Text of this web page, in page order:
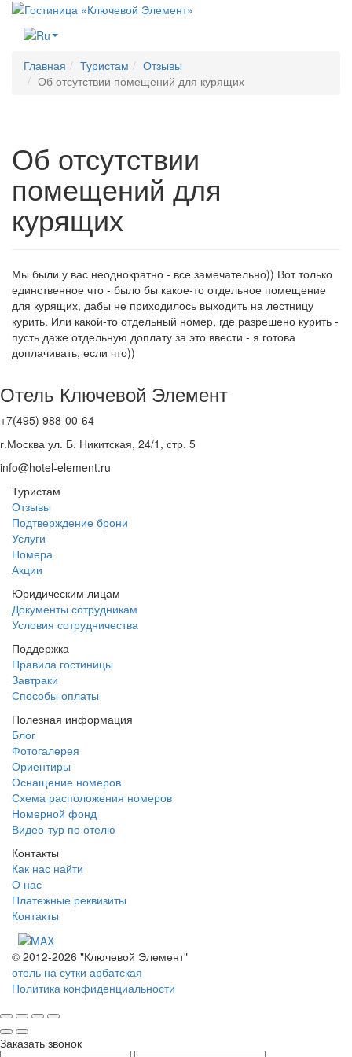
Главная Туристам
Отзывы
Об отсутствии помещений для курящих
Об отсутствии
помещений для
курящих
Мы были у вас неоднократно - все замечательно)) Вот только
единственное что - было бы какое-то отдельное помещение
для курящих, дабы не приходилось выходить на лестницу
курить. Или какой-то отдельный номер, где разрешено курить -
пусть даже отдельную доплату за это ввести - я готова
доплачивать, если что))
Отель Ключевой Элемент
+7(495) 988-00-64
г.Москва ул. Б. Никитская, 24/1, стр. 5
info@hotel-element.ru
Туристам
Отзывы
Подтверждение брони
Услуги
Номера
Акции
Юридическим лицам
Документы сотрудникам
Условия сотрудничества
Поддержка
Правила гостиницы
Завтраки
Способы оплаты
Полезная информация
Блог
Фотогалерея
Ориентиры
Оснащение номеров
Схема расположения номеров
Номерной фонд
Видео-тур по отелю
Контакты
Как нас найти
О нас
Платежные реквизиты
Контакты
© 2012-2026 "Ключевой Элемент"
отель на сутки арбатская
Политика конфиденциальности
Заказать звонок